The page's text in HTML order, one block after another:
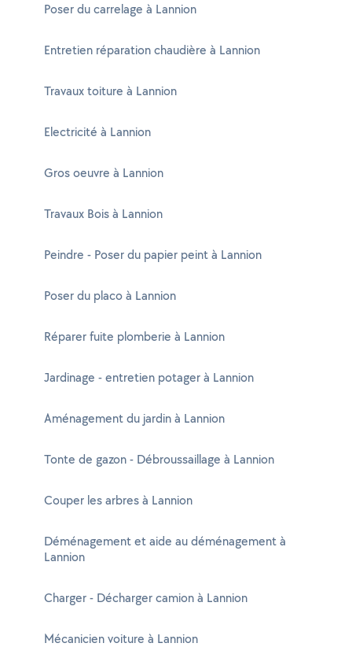
Poser du carrelage à Lannion
Entretien réparation chaudière à Lannion
Travaux toiture à Lannion
Electricité à Lannion
Gros oeuvre à Lannion
Travaux Bois à Lannion
Peindre - Poser du papier peint à Lannion
Poser du placo à Lannion
Réparer fuite plomberie à Lannion
Jardinage - entretien potager à Lannion
Aménagement du jardin à Lannion
Tonte de gazon - Débroussaillage à Lannion
Couper les arbres à Lannion
Déménagement et aide au déménagement à
Lannion
Charger - Décharger camion à Lannion
Mécanicien voiture à Lannion